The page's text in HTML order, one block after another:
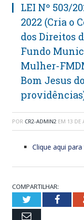
LEI Nº 503/
2022 (Cria o
dos Direitos
Fundo
Mulher-
Bom Jesus
POR CR2-ADMIN2 EM 13 DE
Clique aqui
COMPARTILHAR:
Twitter
Email